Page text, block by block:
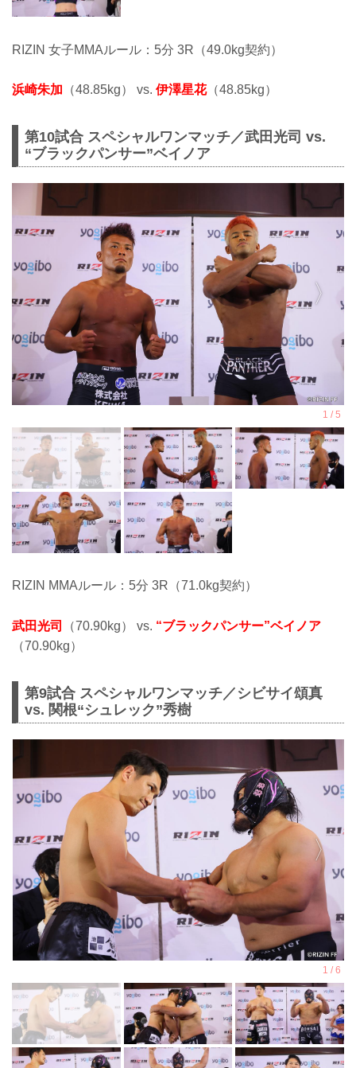
RIZIN 女子MMAルール：5分 3R（49.0kg契約）
浜崎朱加 （48.85kg） vs. 伊澤星花（48.85kg）
第10試合 スペシャルワンマッチ／武田光司 vs.
“ブラックパンサー”ベイノア
RIZIN MMAルール：5分 3R（71.0kg契約）
武田光司 （70.90kg） vs. “ブラックパンサー”ベイノア
（70.90kg）
第9試合 スペシャルワンマッチ／シビサイ頌真
vs. 関根“シュレック”秀樹